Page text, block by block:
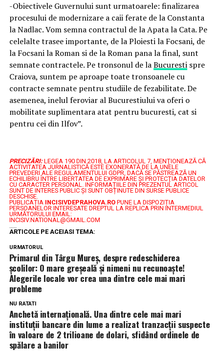
-Obiectivele Guvernului sunt urmatoarele: finalizarea
procesului de modernizare a caii ferate de la Constanta
la Nadlac. Vom semna contractul de la Apata la Cata. Pe
celelalte trasee importante, de la Ploiesti la Focsani, de
la Focsani la Roman si de la Roman pana la final, sunt
semnate contractele. Pe tronsonul de laBucurestispre
Craiova, suntem pe aproape toate tronsoanele cu
contracte semnate pentru studiile de fezabilitate. De
asemenea, inelul feroviar al Bucurestiului va oferi o
mobilitate suplimentara atat pentru bucuresti, cat si
pentru cei din Ilfov”.
PRECIZĂRI: LEGEA 190 DIN 2018, LA ARTICOLUL 7, MENŢIONEAZĂ CĂ
ACTIVITATEA JURNALISTICĂ ESTE EXONERATĂ DE LA UNELE
PREVEDERI ALE REGULAMENTULUI GDPR, DACĂ SE PĂSTREAZĂ UN
ECHILIBRU ÎNTRE LIBERTATEA DE EXPRIMARE ŞI PROTECŢIA DATELOR
CU CARACTER PERSONAL. INFORMAȚIILE DIN PREZENTUL ARTICOL
SUNT DE INTERES PUBLIC ȘI SUNT OBȚINUTE DIN SURSE PUBLICE
DESCHISE.
PUBLICAȚIA INCISIVDEPRAHOVA.ROPUNE LA DISPOZIȚIA
PERSOANELOR INTERESATE DREPTUL LA REPLICA PRIN INTERMEDIUL
URMĂTORULUI EMAIL:
INCISIV.NATIONAL@GMAIL.COM
.....
ARTICOLE PE ACEIASI TEMA:
URMATORUL
Primarul din Târgu Mureș, despre redeschiderea
școlilor: O mare greșeală și nimeni nu recunoaște!
Alegerile locale vor crea una dintre cele mai mari
probleme
NU RATATI
Anchetă internațională. Una dintre cele mai mari
instituții bancare din lume a realizat tranzacții suspecte
în valoare de 2 trilioane de dolari, sfidând ordinele de
spălare a banilor